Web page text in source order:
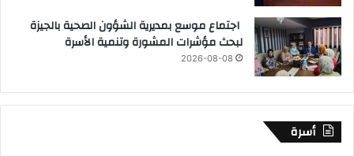
اجتماع موسع بمديرية الشؤون الصحية بالجيزة
لبحث مؤشرات المشورة وتنمية الأسرة
2026-08-08
أسرة